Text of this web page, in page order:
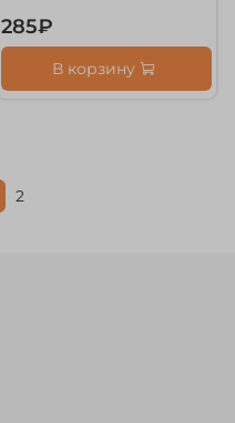
285₽
В корзину
2